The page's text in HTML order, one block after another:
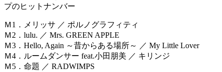
プのヒットナンバー
Ｍ1．メリッサ ／ ポルノグラフィティ
Ｍ2．lulu. ／ Mrs. GREEN APPLE
Ｍ3．Hello, Again ～昔からある場所～ ／ My Little Lover
Ｍ4．ルームダンサー feat.小田朋美 ／ キリンジ
Ｍ5．命題 ／ RADWIMPS